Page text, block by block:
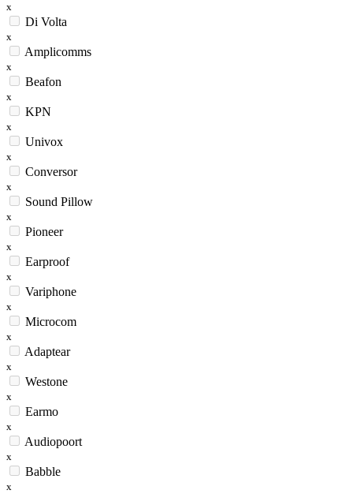
x
Di Volta
x
Amplicomms
x
Beafon
x
KPN
x
Univox
x
Conversor
x
Sound Pillow
x
Pioneer
x
Earproof
x
Variphone
x
Microcom
x
Adaptear
x
Westone
x
Earmo
x
Audiopoort
x
Babble
x